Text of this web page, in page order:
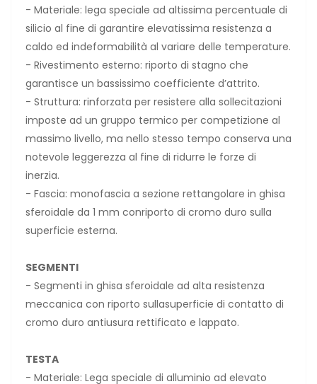
- Materiale: lega speciale ad altissima percentuale di
silicio al fine di garantire elevatissima resistenza a
caldo ed indeformabilità al variare delle temperature.
- Rivestimento esterno: riporto di stagno che
garantisce un bassissimo coefficiente d’attrito.
- Struttura: rinforzata per resistere alla sollecitazioni
imposte ad un gruppo termico per competizione al
massimo livello, ma nello stesso tempo conserva una
notevole leggerezza al fine di ridurre le forze di
inerzia.
- Fascia: monofascia a sezione rettangolare in ghisa
sferoidale da 1 mm conriporto di cromo duro sulla
superficie esterna.
SEGMENTI
- Segmenti in ghisa sferoidale ad alta resistenza
meccanica con riporto sullasuperficie di contatto di
cromo duro antiusura rettificato e lappato.
TESTA
- Materiale: Lega speciale di alluminio ad elevato